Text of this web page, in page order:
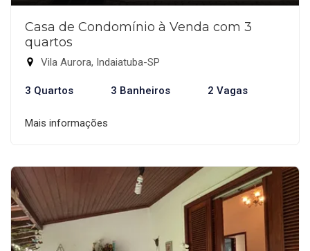
Casa de Condomínio à Venda com 3
quartos
Vila Aurora, Indaiatuba-SP
3 Quartos 3 Banheiros 2 Vagas
Mais informações